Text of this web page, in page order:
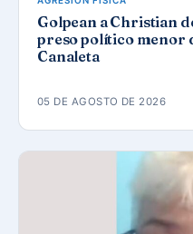
Golpean a Christian
preso político menor
Canaleta
05 DE AGOSTO DE 2026